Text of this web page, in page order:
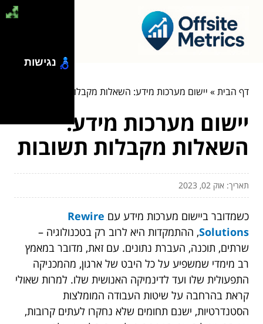
דף הבית» יישום מערכות מידע: השאלות מקבלות תשובות
יישום מערכות מידע:
השאלות מקבלות תשובות
תאריך: אוק 02, 2023
כשמדובר ביישום מערכות מידע עם Rewire
Solutions, ההתמקדות היא לרוב רק בטכנולוגיה –
שרתים, תוכנה, העברת נתונים. עם זאת, מדובר במאמץ
רב מימדי שמשפיע על כל היבט של ארגון, מהמכניקה
התפעולית שלו ועד לדינמיקה האנושית שלו. למרות שאולי
קראת בהרחבה על שיטות העבודה המומלצות
הסטנדרטיות, ישנם תחומים שלא נחקרו לעתים קרובות,
נגישות